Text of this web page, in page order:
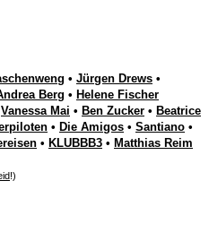
• Jürgen Drews •
Berg • Helene Fischer
Vanessa Mai • Ben Zucker • Beatrice
• Die Amigos • Santiano •
• KLUBBB3 • Matthias Reim
!)